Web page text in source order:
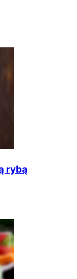
rybą